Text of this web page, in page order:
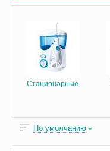
Стационарные
По умолчанию